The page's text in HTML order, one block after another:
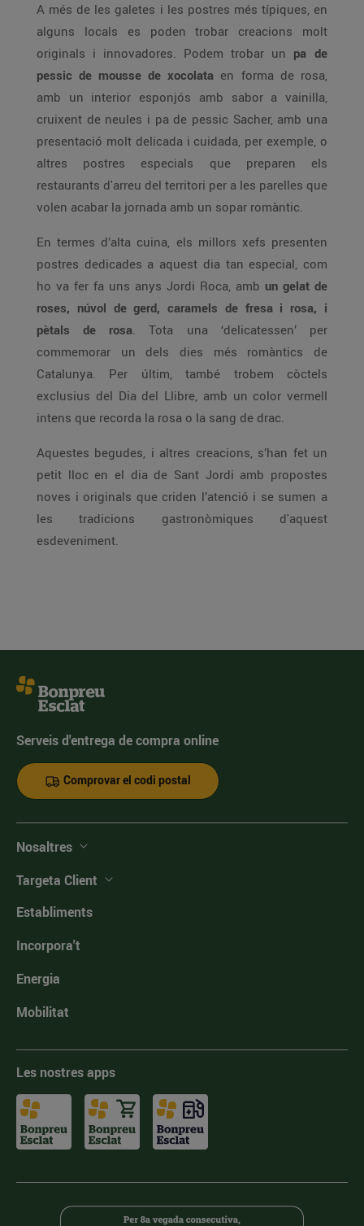
A més de les galetes i les postres més típiques, en
alguns locals es poden trobar creacions molt
originals i innovadores. Podem trobar un pa de
pessic de mousse de xocolata en forma de rosa,
amb un interior esponjós amb sabor a vainilla,
cruixent de neules i pa de pessic Sacher, amb una
presentació molt delicada i cuidada, per exemple, o
altres postres especials que preparen els
restaurants d'arreu del territori per a les parelles que
volen acabar la jornada amb un sopar romàntic.
En termes d’alta cuina, els millors xefs presenten
postres dedicades a aquest dia tan especial, com
ho va fer fa uns anys Jordi Roca, amb un gelat de
roses, núvol de gerd, caramels de fresa i rosa, i
pètals de rosa. Tota una ‘delicatessen’ per
commemorar un dels dies més romàntics de
Catalunya. Per últim, també trobem còctels
exclusius del Dia del Llibre, amb un color vermell
intens que recorda la rosa o la sang de drac.
Aquestes begudes, i altres creacions, s’han fet un
petit lloc en el dia de Sant Jordi amb propostes
noves i originals que criden l’atenció i se sumen a
les tradicions gastronòmiques d'aquest
esdeveniment.
Serveis d'entrega de compra online
Comprovar el codi postal
Nosaltres
Targeta Client
Establiments
Incorpora't
Energia
Mobilitat
Les nostres apps